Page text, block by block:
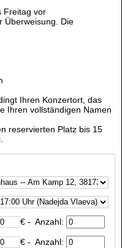
Freitag vor
Überweisung. Die
Ihren Konzertort, das
Ihren vollständigen Namen
reservierten Platz bis 15
€ - Anzahl:
€ - Anzahl: